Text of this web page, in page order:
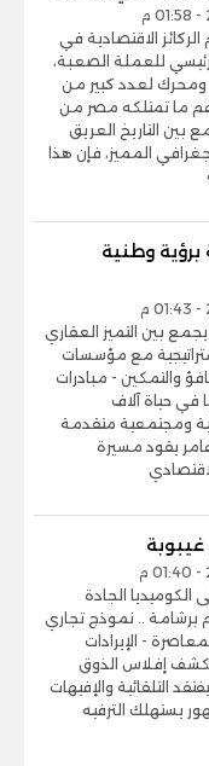
الاقتصادية في
للعملة الصعبة،
لعدد كبير من
ما تمتلكه مصر من
بين التاريخ العريق
المميز، فإن هذا
برؤية وطنية
بين التميز العقاري
مع مؤسسات
والتمكين - مبادرات
في حياة آلاف
ومجتمعية متقدمة
عامر يقود مسيرة
غيبوبة
الكوميديا الجادة
برشامة .. نموذج تجاري
- الإيرادات
إفلاس الذوق
التلقائية والإفيهات
يستهلك الترفيه